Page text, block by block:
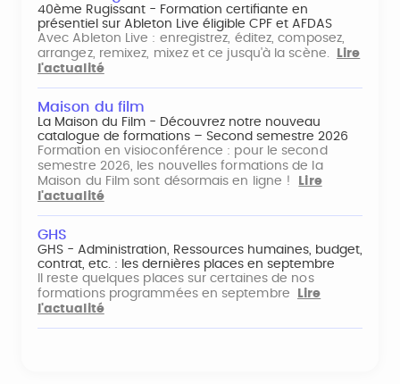
40ème Rugissant - Formation certifiante en
présentiel sur Ableton Live éligible CPF et AFDAS
Avec Ableton Live : enregistrez, éditez, composez,
arrangez, remixez, mixez et ce jusqu'à la scène.
Lire
l'actualité
Maison du film
La Maison du Film - Découvrez notre nouveau
catalogue de formations – Second semestre 2026
Formation en visioconférence : pour le second
semestre 2026, les nouvelles formations de la
Maison du Film sont désormais en ligne !
Lire
l'actualité
GHS
GHS - Administration, Ressources humaines, budget,
contrat, etc. : les dernières places en septembre
Il reste quelques places sur certaines de nos
formations programmées en septembre
Lire
l'actualité